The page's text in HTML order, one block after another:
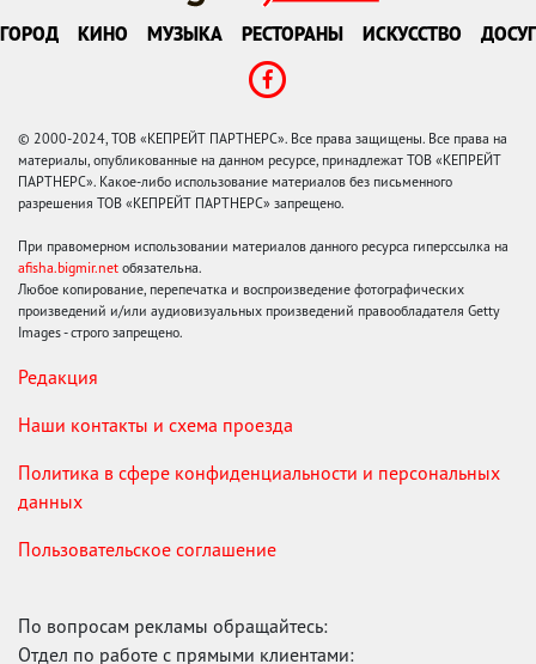
ГОРОД КИНО МУЗЫКА РЕСТОРАНЫ ИСКУССТВО ДОСУГ
© 2000-2024, ТОВ «КЕПРЕЙТ ПАРТНЕРС». Все права защищены. Все права на
материалы, опубликованные на данном ресурсе, принадлежат ТОВ «КЕПРЕЙТ
ПАРТНЕРС». Какое-либо использование материалов без письменного
разрешения ТОВ «КЕПРЕЙТ ПАРТНЕРС» запрещено.
При правомерном использовании материалов данного ресурса гиперссылка на
afisha.bigmir.net обязательна.
Любое копирование, перепечатка и воспроизведение фотографических
произведений и/или аудиовизуальных произведений правообладателя Getty
Images - строго запрещено.
Редакция
Наши контакты и схема проезда
Политика в сфере конфиденциальности и персональных
данных
Пользовательское соглашение
По вопросам рекламы обращайтесь:
Отдел по работе с прямыми клиентами: